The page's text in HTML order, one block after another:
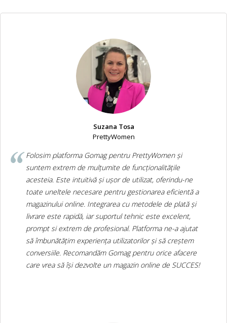
Suzana Tosa
PrettyWomen
Folosim platforma Gomag pentru PrettyWomen și
suntem extrem de mulțumite de funcționalitățile
acesteia. Este intuitivă și ușor de utilizat, oferindu-ne
toate uneltele necesare pentru gestionarea eficientă a
magazinului online. Integrarea cu metodele de plată și
livrare este rapidă, iar suportul tehnic este excelent,
prompt si extrem de profesional. Platforma ne-a ajutat
să îmbunătățim experiența utilizatorilor și să creștem
conversiile. Recomandăm Gomag pentru orice afacere
care vrea să își dezvolte un magazin online de SUCCES!